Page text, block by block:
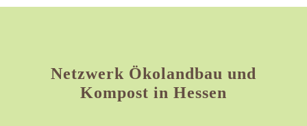
Netzwerk Ökolandbau und
Kompost in Hessen